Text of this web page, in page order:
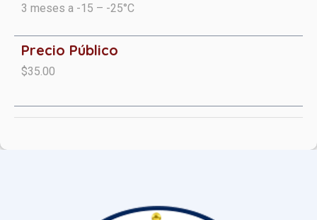
3 meses a -15 – -25°C
Precio Público
$35.00